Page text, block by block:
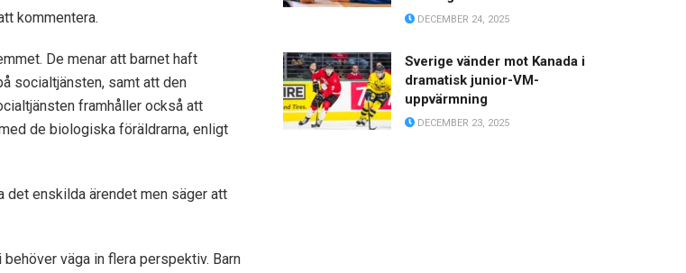
kommentera.
De menar att barnet haft
socialtjänsten, samt att den
framhåller också att
de biologiska föräldrarna, enligt
det enskilda ärendet men säger att
väga in flera perspektiv. Barn
DECEMBER 24, 2025
Sverige vänder mot Kanada i
dramatisk junior-VM-
uppvärmning
DECEMBER 23, 2025